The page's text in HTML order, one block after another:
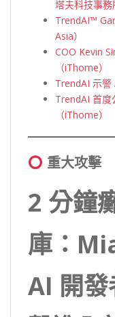
塔夫科技事務
TrendAI™
Asia）
COO Kevin
（iThome）
TrendAI 示警
TrendAI 首度
（iThome）
重大攻擊
2 分鐘
庫：
AI 開